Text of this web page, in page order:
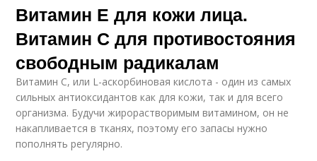
Витамин Е для кожи лица.
Витамин С для противостояния
свободным радикалам
Витамин С, или L-аскорбиновая кислота - один из самых
сильных антиоксидантов как для кожи, так и для всего
организма. Будучи жирорастворимым витамином, он не
накапливается в тканях, поэтому его запасы нужно
пополнять регулярно.